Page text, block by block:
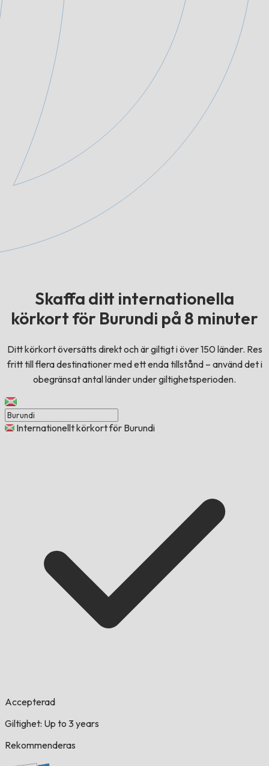
Skaffa ditt internationella
körkort för Burundi på 8 minuter
Ditt körkort översätts direkt och är giltigt i över 150 länder. Res
fritt till flera destinationer med ett enda tillstånd – använd det i
obegränsat antal länder under giltighetsperioden.
Internationellt körkort för Burundi
Accepterad
Giltighet: Up to 3 years
Rekommenderas